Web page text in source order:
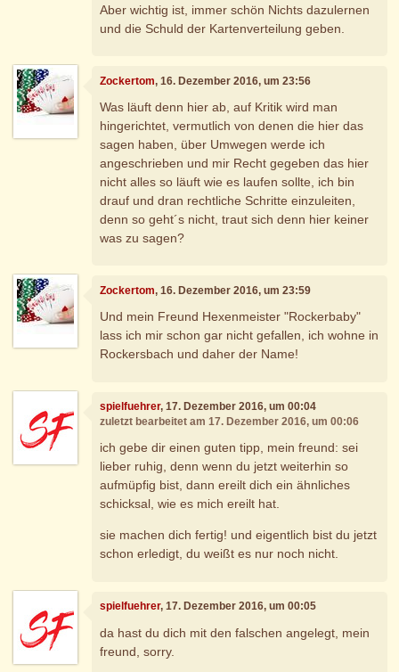
Aber wichtig ist, immer schön Nichts dazulernen
und die Schuld der Kartenverteilung geben.
Zockertom, 16. Dezember 2016, um 23:56
Was läuft denn hier ab, auf Kritik wird man
hingerichtet, vermutlich von denen die hier das
sagen haben, über Umwegen werde ich
angeschrieben und mir Recht gegeben das hier
nicht alles so läuft wie es laufen sollte, ich bin
drauf und dran rechtliche Schritte einzuleiten,
denn so geht´s nicht, traut sich denn hier keiner
was zu sagen?
Zockertom, 16. Dezember 2016, um 23:59
Und mein Freund Hexenmeister "Rockerbaby"
lass ich mir schon gar nicht gefallen, ich wohne in
Rockersbach und daher der Name!
spielfuehrer, 17. Dezember 2016, um 00:04
zuletzt bearbeitet am 17. Dezember 2016, um 00:06
ich gebe dir einen guten tipp, mein freund: sei
lieber ruhig, denn wenn du jetzt weiterhin so
aufmüpfig bist, dann ereilt dich ein ähnliches
schicksal, wie es mich ereilt hat.
sie machen dich fertig! und eigentlich bist du jetzt
schon erledigt, du weißt es nur noch nicht.
spielfuehrer, 17. Dezember 2016, um 00:05
da hast du dich mit den falschen angelegt, mein
freund, sorry.